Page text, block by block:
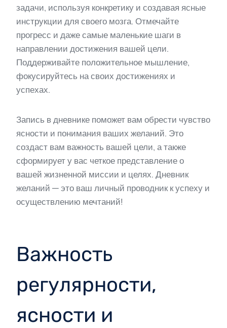
задачи, используя конкретику и создавая ясные
инструкции для своего мозга. Отмечайте
прогресс и даже самые маленькие шаги в
направлении достижения вашей цели.
Поддерживайте положительное мышление,
фокусируйтесь на своих достижениях и
успехах.
Запись в дневнике поможет вам обрести чувство
ясности и понимания ваших желаний. Это
создаст вам важность вашей цели, а также
сформирует у вас четкое представление о
вашей жизненной миссии и целях. Дневник
желаний — это ваш личный проводник к успеху и
осуществлению мечтаний!
Важность
регулярности,
ясности и